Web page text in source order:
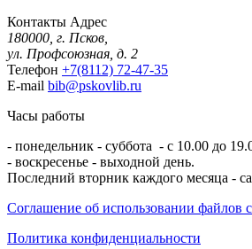
Контакты Адрес
180000, г. Псков,
ул. Профсоюзная, д. 2
Телефон +7(8112) 72-47-35
E-mail bib@pskovlib.ru
Часы работы
- понедельник - суббота - с 10.00 до
- воскресенье - выходной день.
Последний вторник каждого месяца -
Соглашение об использовании файлов
Политика конфиденциальности